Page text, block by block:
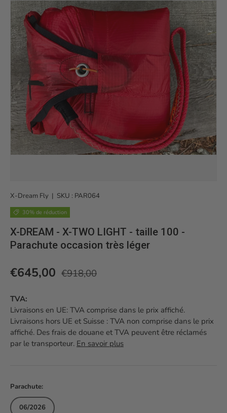
X-Dream Fly | SKU : PAR064
30% de réduction
X-DREAM - X-TWO LIGHT - taille 100 -
Parachute occasion très léger
Prix soldé
€645,00 Prix habituel
€918,00
TVA:
Livraisons en UE: TVA comprise dans le prix affiché.
Livraisons hors UE et Suisse : TVA non comprise dans le prix
affiché. Des frais de douane et TVA peuvent être réclamés
par le transporteur. En savoir plus
Parachute:
06/2026